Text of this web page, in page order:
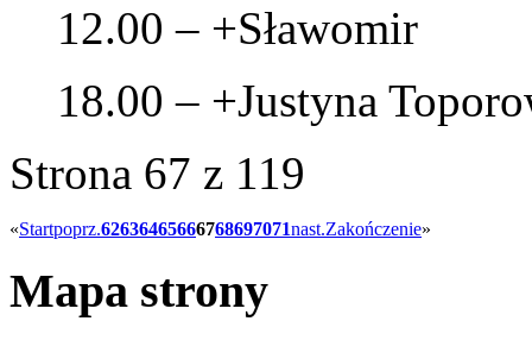
12.00 – +Sławomir
18.00 – +Justyna
Strona 67 z 119
«Startpoprz.62636465666768697071nast.Zakończenie»
Mapa strony